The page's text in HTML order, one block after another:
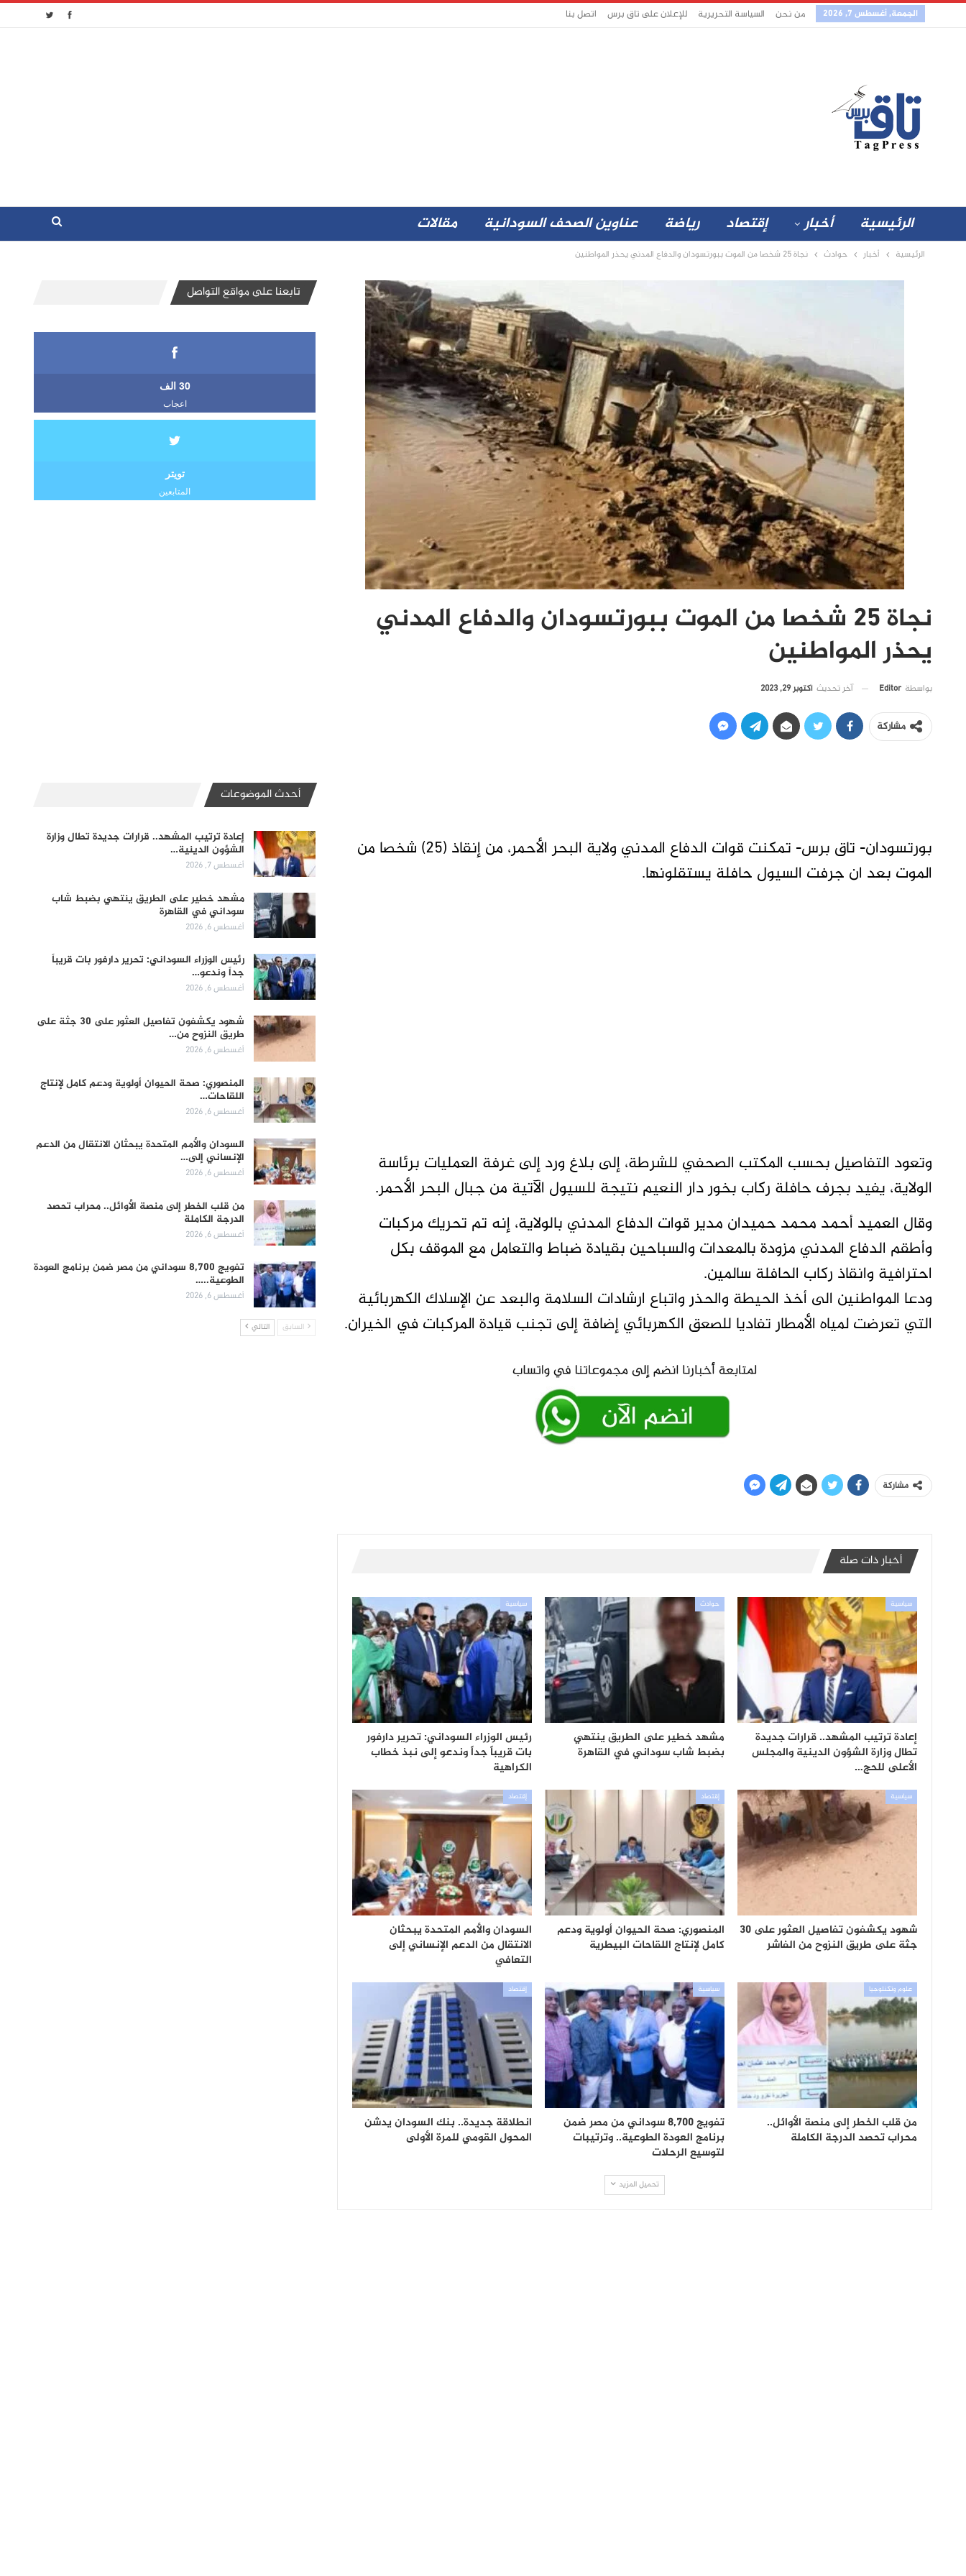
الجمعة, أغسطس 7, 2026 من نحن السياسة التحريرية للإعلان على تاق برس اتصل بنا
الرئيسية أخبار إقتصاد رياضة عناوين الصحف السودانية مقالات
الرئيسية أخبار حوادث نجاة 25 شخصا من الموت ببورتسودان والدفاع المدني يحذر المواطنين
نجاة 25 شخصا من الموت ببورتسودان والدفاع المدني
يحذر المواطنين
بواسطة Editor آخر تحديث أكتوبر 29, 2023
مشاركة
بورتسودان- تاق برس- تمكنت قوات الدفاع المدني ولاية البحر الأحمر، من إنقاذ (25) شخصا من
الموت بعد ان جرفت السيول حافلة يستقلونها.
وتعود التفاصيل بحسب المكتب الصحفي للشرطة، إلى بلاغ ورد إلى غرفة العمليات برئاسة
الولاية، يفيد بجرف حافلة ركاب بخور دار النعيم نتيجة للسيول الآتية من جبال البحر الأحمر.
وقال العميد أحمد محمد حميدان مدير قوات الدفاع المدني بالولاية، إنه تم تحريك مركبات
وأطقم الدفاع المدني مزودة بالمعدات والسباحين بقيادة ضباط والتعامل مع الموقف بكل
احترافية وانقاذ ركاب الحافلة سالمين.
ودعا المواطنين الى أخذ الحيطة والحذر واتباع ارشادات السلامة والبعد عن الإسلاك الكهربائية
التي تعرضت لمياه الأمطار تفاديا للصعق الكهربائي إضافة إلى تجنب قيادة المركبات في الخيران.
مشاركة
أخبار ذات صلة
سياسية
إعادة ترتيب المشهد.. قرارات جديدة
تطال وزارة الشؤون الدينية والمجلس
الأعلى للحج…
حوادث
مشهد خطير على الطريق ينتهي
بضبط شاب سوداني في القاهرة
سياسية
رئيس الوزراء السوداني: تحرير دارفور
بات قريباً جداً وندعو إلى نبذ خطاب
الكراهية
سياسية
شهود يكشفون تفاصيل العثور على 30
جثة على طريق النزوح من الفاشر
إقتصاد
المنصوري: صحة الحيوان أولوية ودعم
كامل لإنتاج اللقاحات البيطرية
إقتصاد
السودان والأمم المتحدة يبحثان
الانتقال من الدعم الإنساني إلى
التعافي
علوم وتكنلوجيا
من قلب الخطر إلى منصة الأوائل..
محراب تحصد الدرجة الكاملة
سياسية
تفويج 8,700 سوداني من مصر ضمن
برنامج العودة الطوعية.. وترتيبات
لتوسيع الرحلات
إقتصاد
انطلاقة جديدة.. بنك السودان يدشن
المحول القومي للمرة الأولى
تحميل المزيد
تابعنا على مواقع التواصل
30 الف
اعجاب
تويتر
المتابعين
أحدث الموضوعات
إعادة ترتيب المشهد.. قرارات جديدة تطال وزارة
الشؤون الدينية…
أغسطس 7, 2026
مشهد خطير على الطريق ينتهي بضبط شاب
سوداني في القاهرة
أغسطس 6, 2026
رئيس الوزراء السوداني: تحرير دارفور بات قريباً
جداً وندعو…
أغسطس 6, 2026
شهود يكشفون تفاصيل العثور على 30 جثة على
طريق النزوح من…
أغسطس 6, 2026
المنصوري: صحة الحيوان أولوية ودعم كامل لإنتاج
اللقاحات…
أغسطس 6, 2026
السودان والأمم المتحدة يبحثان الانتقال من الدعم
الإنساني إلى…
أغسطس 6, 2026
من قلب الخطر إلى منصة الأوائل.. محراب تحصد
الدرجة الكاملة
أغسطس 6, 2026
تفويج 8,700 سوداني من مصر ضمن برنامج العودة
الطوعية..…
أغسطس 6, 2026
السابق التالي